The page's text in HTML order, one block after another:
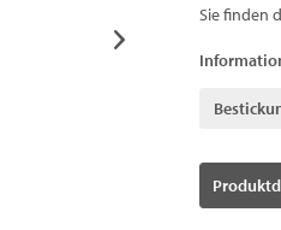
Sie finden